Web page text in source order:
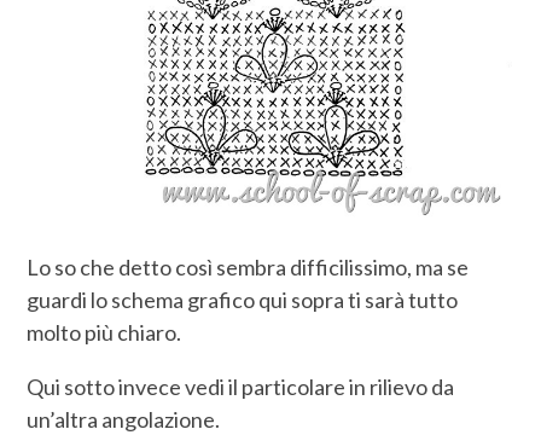
Lo so che detto così sembra difficilissimo, ma se
guardi lo schema grafico qui sopra ti sarà tutto
molto più chiaro.
Qui sotto invece vedi il particolare in rilievo da
un’altra angolazione.